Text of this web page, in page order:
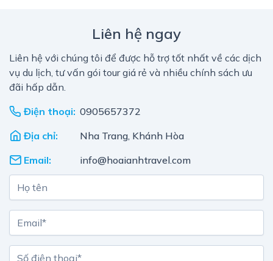
Liên hệ ngay
Liên hệ với chúng tôi để được hỗ trợ tốt nhất về các dịch
vụ du lịch, tư vấn gói tour giá rẻ và nhiều chính sách ưu
đãi hấp dẫn.
Điện thoại: 0905657372
Địa chỉ:
Nha Trang, Khánh Hòa
Email:
info@hoaianhtravel.com